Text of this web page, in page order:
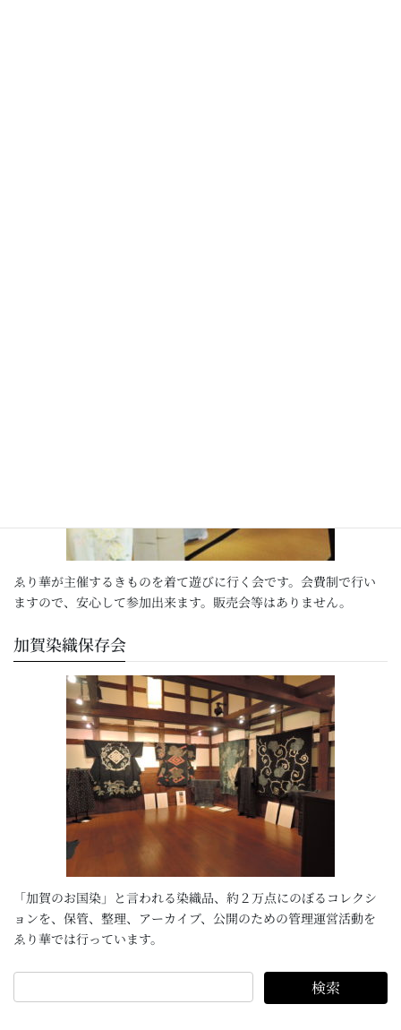
ゑり華が主催するきものを着て遊びに行く会です。会費制で行い
ますので、安心して参加出来ます。販売会等はありません。
加賀染織保存会
「加賀のお国染」と言われる染織品、約２万点にのぼるコレクシ
ョンを、保管、整理、アーカイブ、公開のための管理運営活動を
ゑり華では行っています。